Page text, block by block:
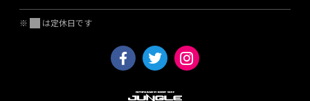
※ は定休日です